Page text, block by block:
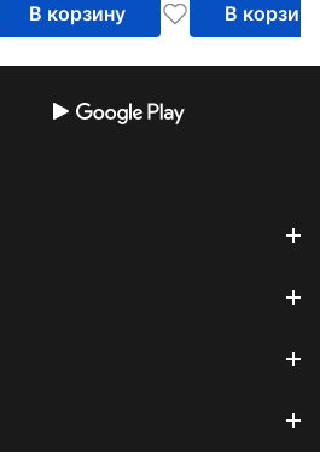
В корзину В корзину